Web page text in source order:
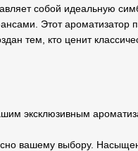
собой идеальную
Этот ароматизатор
тем, кто ценит
эксклюзивным
вашему выбору.